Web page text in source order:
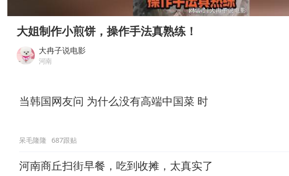
女子网购名牌包发现是自己丢的那只
女儿为争财产堵门阻挠父亲出殡
多个明星演唱会取消
大姐制作小煎饼，操作手法真熟练！
大冉子说电影
河南
当韩国网友问 为什么没有高端中国菜 时
呆毛隆隆 687跟贴
河南商丘扫街早餐，吃到收摊，太真实了